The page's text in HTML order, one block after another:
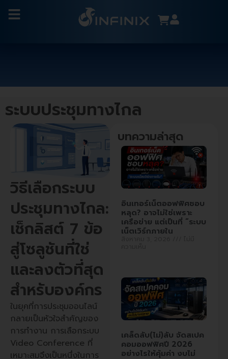
ระบบประชุมทางไกล
วิธีเลือกระบบ
ประชุมทางไกล:
เช็กลิสต์ 7 ข้อ
สู่โซลูชันที่ใช่
และลงตัวที่สุด
สำหรับองค์กร
ในยุคที่การประชุมออนไลน์
กลายเป็นหัวใจสำคัญของ
การทำงาน การเลือกระบบ
Video Conference ที่
เหมาะสมจึงเป็นหนึ่งในการ
บทความล่าสุด
อินเทอร์เน็ตออฟฟิศชอบ
หลุด? อาจไม่ใช่เพราะ
เครือข่าย แต่เป็นที่ “ระบบ
เน็ตเวิร์กภายใน
เคล็ดลับ(ไม่)ลับ จัดสเปค
คอมออฟฟิศปี 2026
อย่างไรให้คุ้มค่า งบไม่